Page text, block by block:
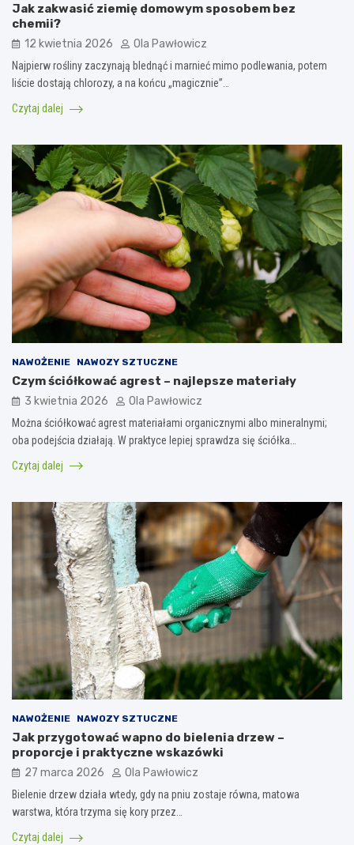
Jak zakwasić ziemię domowym sposobem bez
chemii?
12 kwietnia 2026 Ola Pawłowicz
Najpierw rośliny zaczynają blednąć i marnieć mimo podlewania, potem
liście dostają chlorozy, a na końcu „magicznie”…
Czytaj dalej
NAWOŻENIE NAWOZY SZTUCZNE
Czym ściółkować agrest – najlepsze materiały
3 kwietnia 2026 Ola Pawłowicz
Można ściółkować agrest materiałami organicznymi albo mineralnymi;
oba podejścia działają. W praktyce lepiej sprawdza się ściółka…
Czytaj dalej
NAWOŻENIE NAWOZY SZTUCZNE
Jak przygotować wapno do bielenia drzew –
proporcje i praktyczne wskazówki
27 marca 2026 Ola Pawłowicz
Bielenie drzew działa wtedy, gdy na pniu zostaje równa, matowa
warstwa, która trzyma się kory przez…
Czytaj dalej